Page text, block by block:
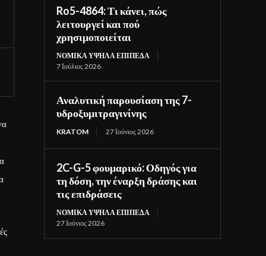
Ro5-4864: Τι κάνει, πώς
λειτουργεί και πού
χρησιμοποιείται
ΝΟΜΙΚΆ ΥΨΗΛΆ ΕΠΊΠΕΔΑ
7 Ιούλιος 2026
Αναλυτική παρουσίαση της 7-
υδροξυμιτραγινίνης
KRATOM 27 Ιούνιος 2026
2C-G-5 φουμαρικό: Οδηγός για
τη δόση, την έναρξη δράσης και
τις επιδράσεις
ΝΟΜΙΚΆ ΥΨΗΛΆ ΕΠΊΠΕΔΑ
27 Ιούνιος 2026